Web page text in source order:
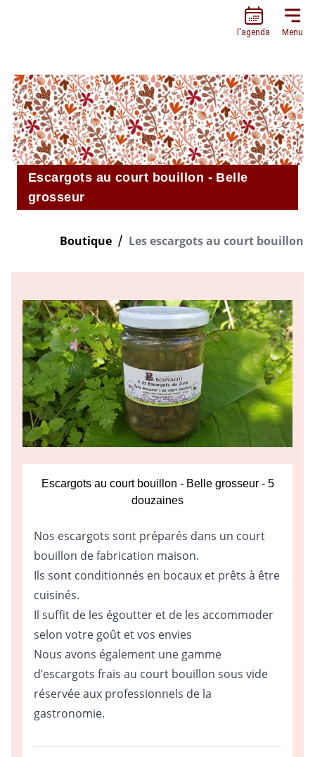
l'agenda Menu
Escargots au court bouillon - Belle
grosseur
Boutique Les escargots au court bouillon
Escargots au court bouillon - Belle grosseur - 5
douzaines
Nos escargots sont préparés dans un court
bouillon de fabrication maison.
Ils sont conditionnés en bocaux et prêts à être
cuisinés.
Il suffit de les égoutter et de les accommoder
selon votre goût et vos envies
Nous avons également une gamme
d’escargots frais au court bouillon sous vide
réservée aux professionnels de la
gastronomie.